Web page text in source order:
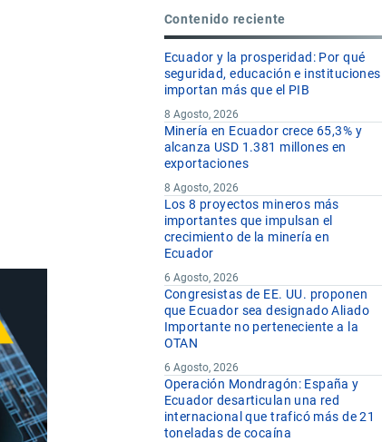
Contenido reciente
Ecuador y la prosperidad: Por qué
seguridad, educación e instituciones
importan más que el PIB
8 Agosto, 2026
Minería en Ecuador crece 65,3% y
alcanza USD 1.381 millones en
exportaciones
8 Agosto, 2026
Los 8 proyectos mineros más
importantes que impulsan el
crecimiento de la minería en
Ecuador
6 Agosto, 2026
Congresistas de EE. UU. proponen
que Ecuador sea designado Aliado
Importante no perteneciente a la
OTAN
6 Agosto, 2026
Operación Mondragón: España y
Ecuador desarticulan una red
internacional que traficó más de 21
toneladas de cocaína